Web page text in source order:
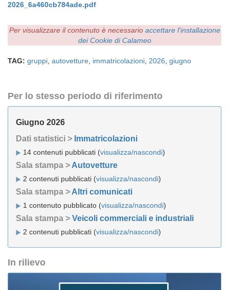
2026_6a460cb784ade.pdf
Per visualizzare il contenuto è necessario accettare l'installazione
dei Cookie di Calameo
TAG: gruppi autovetture immatricolazioni 2026 giugno
Per lo stesso periodo di riferimento
Giugno 2026
Dati statistici > Immatricolazioni
14 contenuti pubblicati (visualizza/nascondi)
Sala stampa > Autovetture
2 contenuti pubblicati (visualizza/nascondi)
Sala stampa > Altri comunicati
1 contenuto pubblicato (visualizza/nascondi)
Sala stampa > Veicoli commerciali e industriali
2 contenuti pubblicati (visualizza/nascondi)
In rilievo